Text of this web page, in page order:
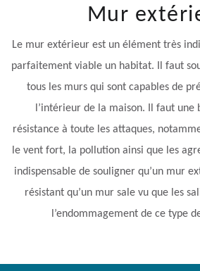
Mur
Le mur extérieur est un élément très
parfaitement viable un habitat. Il faut
tous les murs qui sont capables de
l’intérieur de la maison. Il faut une
résistance à toute les attaques,
le vent fort, la pollution ainsi que les
indispensable de souligner qu’un mur
résistant qu’un mur sale vu que les
l’endommagement de ce type